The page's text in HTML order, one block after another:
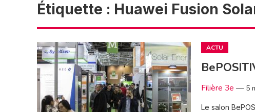
Étiquette : Huawei Fusion
ACTU
Filière 3e — 5
Le salon